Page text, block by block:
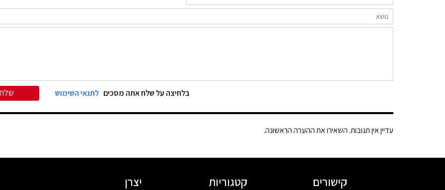
בלחיצה על שלח אתה מסכים לתנאי השימוש
עדיין אין תגובות. השאירו את ההערה הראשונה.
קישורים קטגוריות יצרן